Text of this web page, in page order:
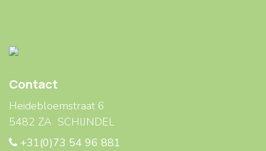
Contact
Heidebloemstraat 6
5482 ZA SCHIJNDEL
+31(0)73 54 96 881